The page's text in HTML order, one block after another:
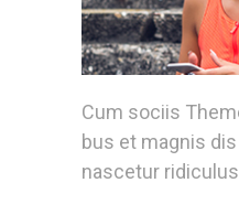
Cum sociis
bus et magnis
nascetur